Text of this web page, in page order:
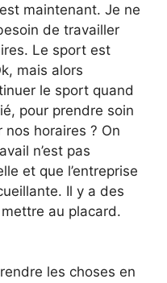
maintenant. Je ne
de travailler
Le sport est
mais alors
le sport quand
pour prendre soin
horaires ? On
n’est pas
et que l’entreprise
Il y a des
au placard.
les choses en